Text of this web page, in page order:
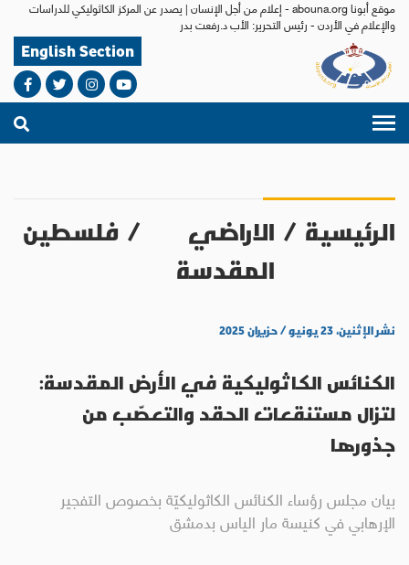
موقع أبونا abouna.org - إعلام من أجل الإنسان | يصدر عن المركز الكاثوليكي للدراسات
والإعلام في الأردن - رئيس التحرير: الأب د.رفعت بدر
English Section
الرئيسية / الاراضي
المقدسة
/ فلسطين
نشر الإثنين، ٢٣ يونيو / حزيران ٢٠٢٥
الكنائس الكاثوليكية في الأرض المقدسة:
لتزال مستنقعات الحقد والتعصّب من
جذورها
بيان مجلس رؤساء الكنائس الكاثوليكيّة بخصوص التفجير
الإرهابي في كنيسة مار الياس بدمشق